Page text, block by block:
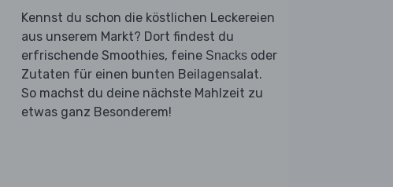
Kennst du schon die köstlichen Leckereien
aus unserem Markt? Dort findest du
erfrischende Smoothies, feine Snacks oder
Zutaten für einen bunten Beilagensalat.
So machst du deine nächste Mahlzeit zu
etwas ganz Besonderem!